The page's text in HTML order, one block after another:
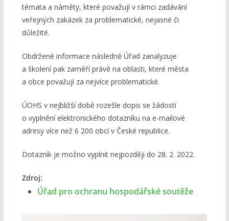
témata a náměty, které považují v rámci zadávání
veřejných zakázek za problematické, nejasné či
důležité.
Obdržené informace následně Úřad zanalyzuje
a školení pak zaměří právě na oblasti, které města
a obce považují za nejvíce problematické.
ÚOHS v nejbližší době rozešle dopis se žádostí
o vyplnění elektronického dotazníku na e-mailové
adresy více než 6 200 obcí v České republice.
Dotazník je možno vyplnit nejpozději do 28. 2. 2022.
Zdroj:
Úřad pro ochranu hospodářské soutěže